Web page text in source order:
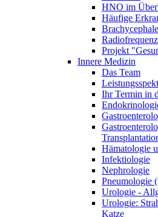
HNO im
Häufige
Projekt
Innere Medizin
Das Team
Ihr Termin in
Hämatologie
Infektiologie
Nephrologie
Pneumologie
Urologie -
Urologie:
Katze